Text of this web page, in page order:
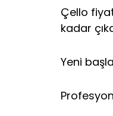
Çello
kadar
Yeni